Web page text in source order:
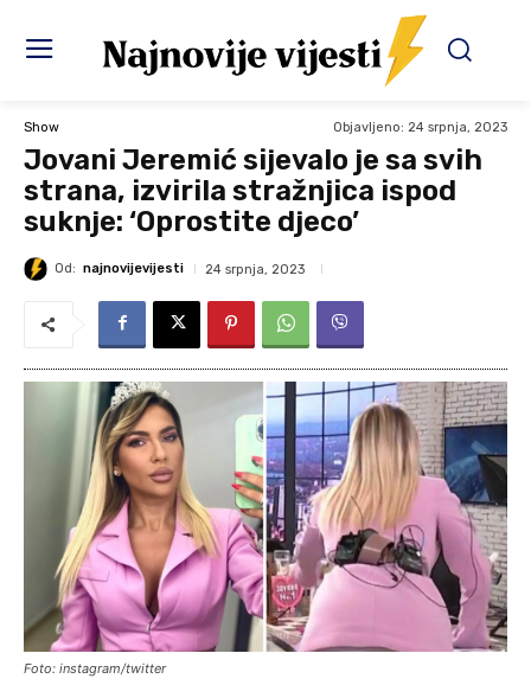
Show Objavljeno: 24 srpnja, 2023
Jovani Jeremić sijevalo je sa svih
strana, izvirila stražnjica ispod
suknje: ‘Oprostite djeco’
Od: najnovijevijesti 24 srpnja, 2023
Foto: instagram/twitter